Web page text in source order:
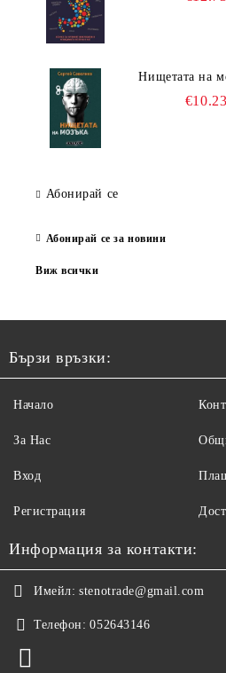
Нищетата на
€10.23
Абонирай се
Абонирай се за новини
Виж всички
Бързи връзки:
Начало
За Нас
Вход
Регистрация
Информация за контакти:
Имейл: stenotrade@gmail.com
Телефон: 052643146